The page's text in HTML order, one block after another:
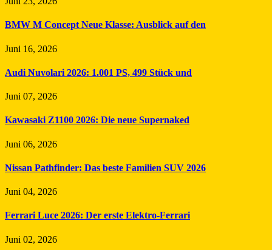
BMW M Concept Neue Klasse: Ausblick auf den
Juni 16, 2026
Audi Nuvolari 2026: 1.001 PS, 499 Stück und
Juni 07, 2026
Kawasaki Z1100 2026: Die neue Supernaked
Juni 06, 2026
Nissan Pathfinder: Das beste Familien SUV 2026
Juni 04, 2026
Ferrari Luce 2026: Der erste Elektro-Ferrari
Juni 02, 2026